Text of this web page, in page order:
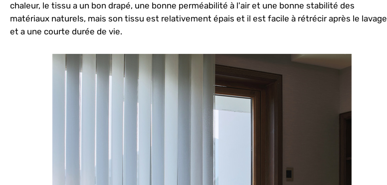
chaleur, le tissu a un bon drapé, une bonne perméabilité à l'air et une bonne stabilité des
matériaux naturels, mais son tissu est relativement épais et il est facile à rétrécir après le lavage
et a une courte durée de vie.